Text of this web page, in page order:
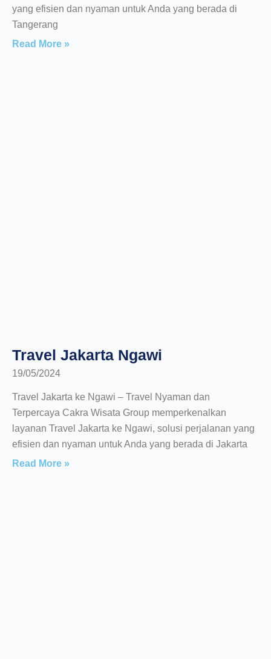
yang efisien dan nyaman untuk Anda yang berada di
Tangerang
Read More »
Travel Jakarta Ngawi
19/05/2024
Travel Jakarta ke Ngawi – Travel Nyaman dan
Terpercaya Cakra Wisata Group memperkenalkan
layanan Travel Jakarta ke Ngawi, solusi perjalanan yang
efisien dan nyaman untuk Anda yang berada di Jakarta
Read More »